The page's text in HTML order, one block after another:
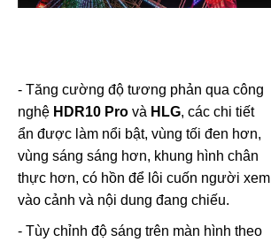
- Tăng cường độ tương phản qua công
nghệ HDR10 Pro và HLG, các chi tiết
ẩn được làm nổi bật, vùng tối đen hơn,
vùng sáng sáng hơn, khung hình chân
thực hơn, có hồn để lôi cuốn người xem
vào cảnh và nội dung đang chiếu.
- Tùy chỉnh độ sáng trên màn hình theo